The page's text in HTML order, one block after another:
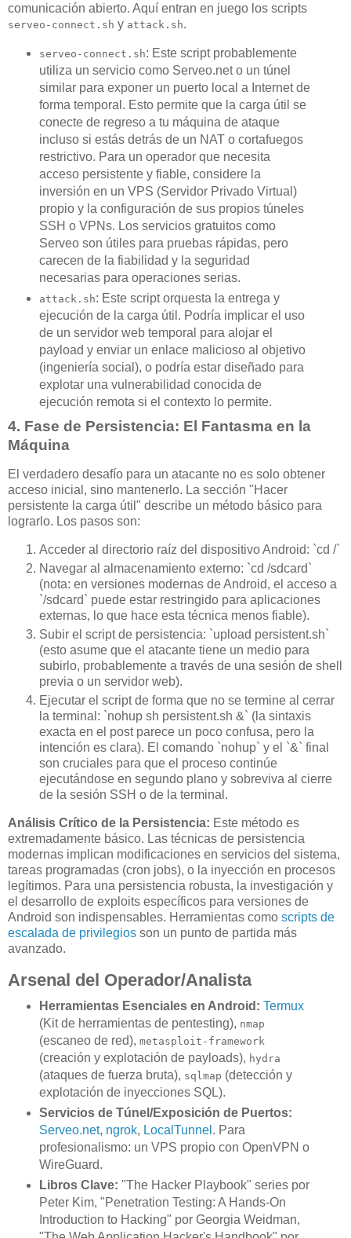
comunicación abierto. Aquí entran en juego los scripts
serveo-connect.sh y attack.sh.
serveo-connect.sh: Este script probablemente
utiliza un servicio como Serveo.net o un túnel
similar para exponer un puerto local a Internet de
forma temporal. Esto permite que la carga útil se
conecte de regreso a tu máquina de ataque
incluso si estás detrás de un NAT o cortafuegos
restrictivo. Para un operador que necesita
acceso persistente y fiable, considere la
inversión en un VPS (Servidor Privado Virtual)
propio y la configuración de sus propios túneles
SSH o VPNs. Los servicios gratuitos como
Serveo son útiles para pruebas rápidas, pero
carecen de la fiabilidad y la seguridad
necesarias para operaciones serias.
attack.sh: Este script orquesta la entrega y
ejecución de la carga útil. Podría implicar el uso
de un servidor web temporal para alojar el
payload y enviar un enlace malicioso al objetivo
(ingeniería social), o podría estar diseñado para
explotar una vulnerabilidad conocida de
ejecución remota si el contexto lo permite.
4. Fase de Persistencia: El Fantasma en la
Máquina
El verdadero desafío para un atacante no es solo obtener
acceso inicial, sino mantenerlo. La sección "Hacer
persistente la carga útil" describe un método básico para
lograrlo. Los pasos son:
Acceder al directorio raíz del dispositivo Android: `cd /`
Navegar al almacenamiento externo: `cd /sdcard`
(nota: en versiones modernas de Android, el acceso a
`/sdcard` puede estar restringido para aplicaciones
externas, lo que hace esta técnica menos fiable).
Subir el script de persistencia: `upload persistent.sh`
(esto asume que el atacante tiene un medio para
subirlo, probablemente a través de una sesión de shell
previa o un servidor web).
Ejecutar el script de forma que no se termine al cerrar
la terminal: `nohup sh persistent.sh &` (la sintaxis
exacta en el post parece un poco confusa, pero la
intención es clara). El comando `nohup` y el `&` final
son cruciales para que el proceso continúe
ejecutándose en segundo plano y sobreviva al cierre
de la sesión SSH o de la terminal.
Análisis Crítico de la Persistencia: Este método es
extremadamente básico. Las técnicas de persistencia
modernas implican modificaciones en servicios del sistema,
tareas programadas (cron jobs), o la inyección en procesos
legítimos. Para una persistencia robusta, la investigación y
el desarrollo de exploits específicos para versiones de
Android son indispensables. Herramientas como scripts de
escalada de privilegios son un punto de partida más
avanzado.
Arsenal del Operador/Analista
Herramientas Esenciales en Android: Termux
(Kit de herramientas de pentesting), nmap
(escaneo de red), metasploit-framework
(creación y explotación de payloads), hydra
(ataques de fuerza bruta), sqlmap (detección y
explotación de inyecciones SQL).
Servicios de Túnel/Exposición de Puertos:
Serveo.net, ngrok, LocalTunnel . Para
profesionalismo: un VPS propio con OpenVPN o
WireGuard.
Libros Clave: "The Hacker Playbook" series por
Peter Kim, "Penetration Testing: A Hands-On
Introduction to Hacking" por Georgia Weidman,